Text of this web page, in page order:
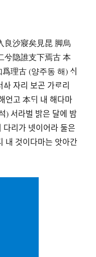
良沙寢矣見昆 脚烏
兮隐誰支下焉古 本
理古 (양주동 해) ᄉᆡ
ᅀᅡ 자리 보곤 가ᄅᆞ리
언고 本ᄃᆡ 내 해다마
석) 서라벌 밝은 달에 밤
리가 넷이어라 둘은
내 것이다마는 앗아간